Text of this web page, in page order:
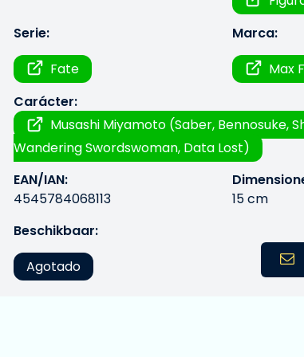
Serie:
Fate
Marca:
Max
Carácter:
Musashi Miyamoto (Saber, Bennosuke,
Wandering Swordswoman, Data Lost)
EAN/IAN:
4545784068113
15 cm
Beschikbaar:
Agotado